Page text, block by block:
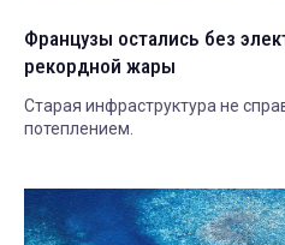
Французы остались без
рекордной жары
Старая инфраструктура не
потеплением.